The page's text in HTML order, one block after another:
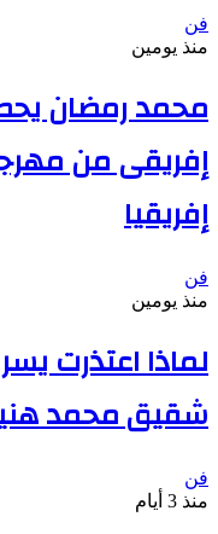
فن
منذ يومين
محمد رمضان
إفريقى من
إفريقيا
فن
منذ يومين
لماذا اعتذرت
شقيق محمد
فن
منذ 3 أيام